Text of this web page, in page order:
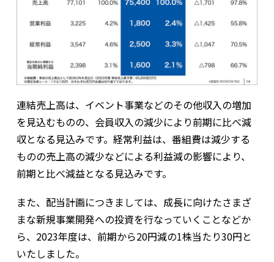
連結売上高は、イベント事業などのその他収入の増加
を見込むものの、会員収入の減少により前期に比べ減
収となる見込みです。経常利益は、番組費は減少する
ものの売上高の減少などによる利益減の影響により、
前期と比べ減益となる見込みです。
また、配当計画につきましては、成長に向けたさまざ
まな新規事業開発への投資を行なっていくことなどか
ら、2023年度は、前期から20円減の1株当たり30円と
いたしました。